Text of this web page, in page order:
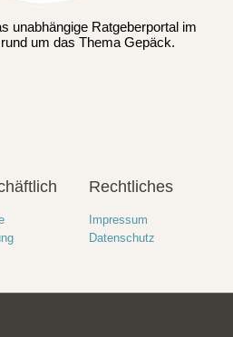
unabhängige Ratgeberportal im
um das Thema Gepäck.
Rechtliches
Impressum
Datenschutz